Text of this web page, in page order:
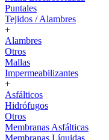
Puntales
Tejidos / Alambres
+
Alambres
Otros
Mallas
Impermeabilizantes
+
Asfálticos
Hidrófugos
Otros
Membranas Asfálticas
Membranas Líquidas